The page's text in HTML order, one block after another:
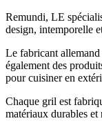
Remundi, LE
design, intemporelle
Le fabricant
également des
pour cuisiner en
Chaque gril est
matériaux durables et